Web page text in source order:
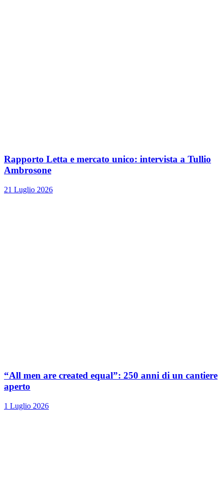
Rapporto Letta e mercato unico: intervista a Tullio
Ambrosone
21 Luglio 2026
“All men are created equal”: 250 anni di un cantiere
aperto
1 Luglio 2026